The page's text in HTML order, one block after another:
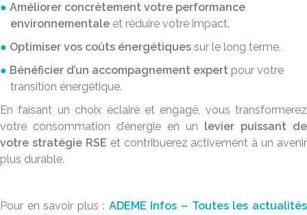
Améliorer concrètement votre performance
environnementale et réduire votre impact.
Optimiser vos coûts énergétiques sur le long terme.
Bénéficier d’un accompagnement expert pour votre
transition énergétique.
En faisant un choix éclairé et engagé, vous transformerez
votre consommation d’énergie en un levier puissant de
votre stratégie RSE et contribuerez activement à un avenir
plus durable.
Pour en savoir plus : ADEME Infos – Toutes les actualités